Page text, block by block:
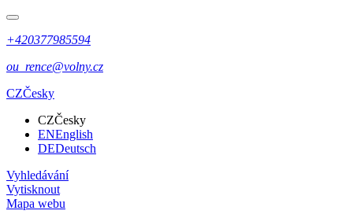
+420377985594
ou_rence@volny.cz
CZČesky
CZČesky
ENEnglish
DEDeutsch
Vyhledávání
Vytisknout
Mapa webu